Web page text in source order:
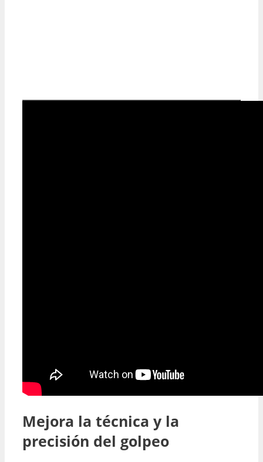
Mejora la técnica y la
precisión del golpeo